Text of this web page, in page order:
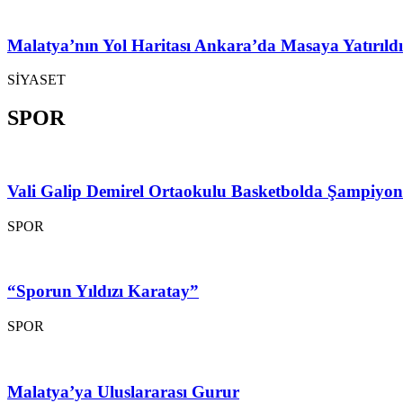
Malatya’nın Yol Haritası Ankara’da Masaya Yatırıldı
SİYASET
SPOR
Vali Galip Demirel Ortaokulu Basketbolda
SPOR
“Sporun Yıldızı Karatay”
SPOR
Malatya’ya Uluslararası Gurur